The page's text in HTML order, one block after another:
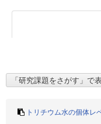
トリチウム水の個体レ